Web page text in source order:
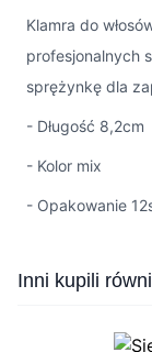
Klamra do
profesjonalnych
sprężynkę dla
- Długość 8,2cm
- Kolor mix
- Opakowanie
Press to skip
Inni kupili